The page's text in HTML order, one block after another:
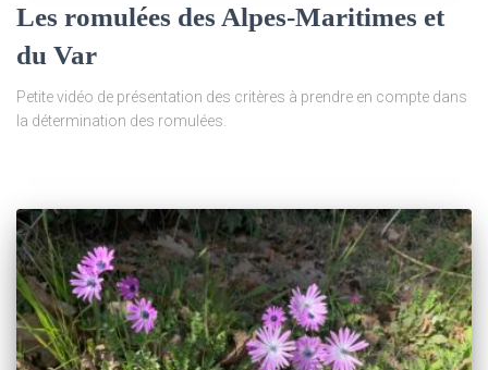
Les romulées des Alpes-Maritimes et
du Var
Petite vidéo de présentation des critères à prendre en compte dans
la détermination des romulées.